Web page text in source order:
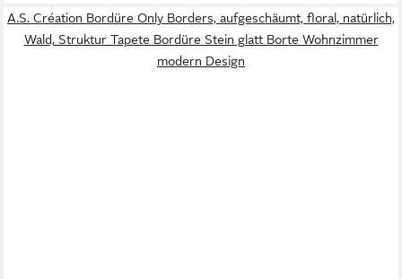
A.S. Création Bordüre Only Borders, aufgeschäumt, floral, natürlich,
Wald, Struktur Tapete Bordüre Stein glatt Borte Wohnzimmer
modern Design